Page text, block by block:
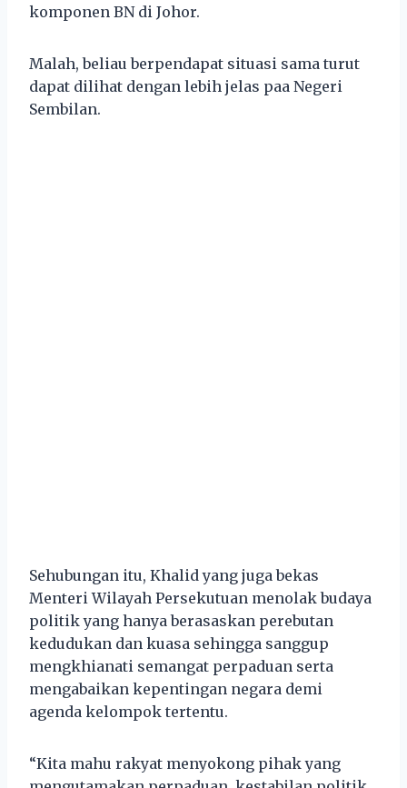
komponen BN di Johor.
Malah, beliau berpendapat situasi sama turut
dapat dilihat dengan lebih jelas paa Negeri
Sembilan.
Sehubungan itu, Khalid yang juga bekas
Menteri Wilayah Persekutuan menolak budaya
politik yang hanya berasaskan perebutan
kedudukan dan kuasa sehingga sanggup
mengkhianati semangat perpaduan serta
mengabaikan kepentingan negara demi
agenda kelompok tertentu.
“Kita mahu rakyat menyokong pihak yang